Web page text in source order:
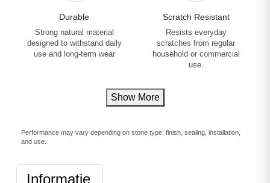
Durable
Strong natural material
designed to withstand daily
use and long-term wear
Scratch Resistant
Resists everyday
scratches from regular
household or commercial
use.
Show More
Performance may vary depending on stone type, finish, sealing, installation,
and use.
Informatie